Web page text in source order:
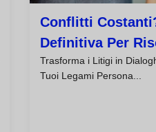
Conflitti
Definitiva Per
Disaccordi Con
Comunicazione
Trasforma i Litigi in
Tuoi Legami Persona...